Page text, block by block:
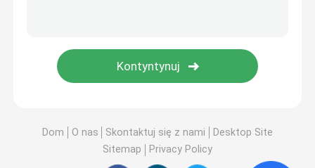
Dom O nas Skontaktuj się z nami
Desktop Site
Sitemap
Privacy Policy